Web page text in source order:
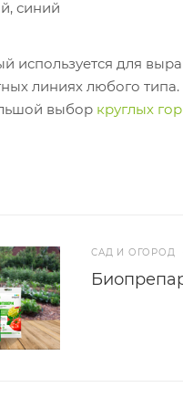
синий
используется для
линиях любого типа.
выбор круглых
САД И ОГОРОД